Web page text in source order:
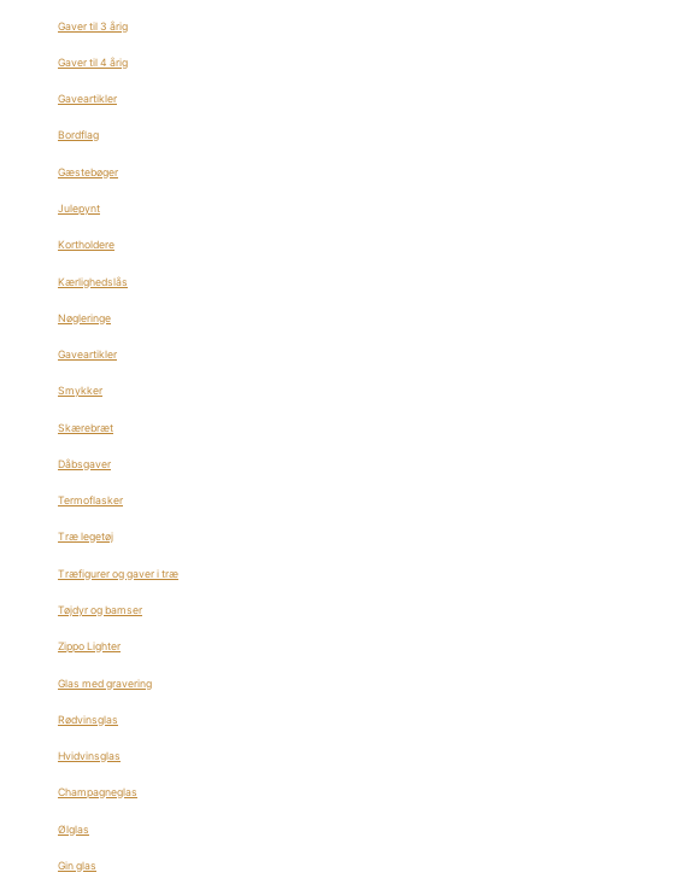
Gaver til 3 årig
Gaver til 4 årig
Gaveartikler
Bordflag
Gæstebøger
Julepynt
Kortholdere
Kærlighedslås
Nøgleringe
Gaveartikler
Smykker
Skærebræt
Dåbsgaver
Termoflasker
Træ legetøj
Træfigurer og gaver i træ
Tøjdyr og bamser
Zippo Lighter
Glas med gravering
Rødvinsglas
Hvidvinsglas
Champagneglas
Ølglas
Gin glas